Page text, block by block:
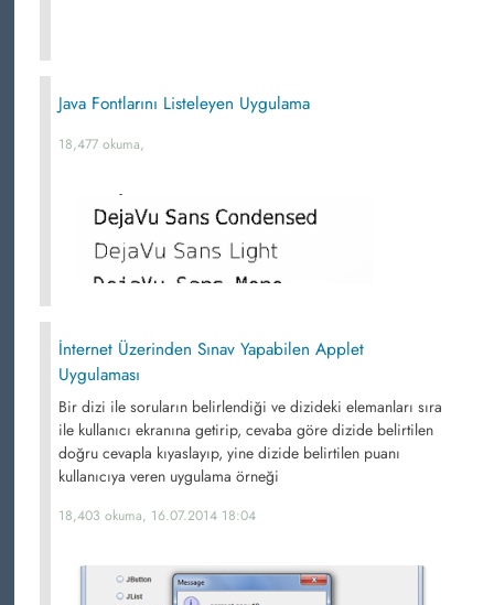
Java Fontlarını Listeleyen Uygulama
18,477 okuma,
İnternet Üzerinden Sınav Yapabilen Applet
Uygulaması
Bir dizi ile soruların belirlendiği ve dizideki elemanları sıra
ile kullanıcı ekranına getirip, cevaba göre dizide belirtilen
doğru cevapla kıyaslayıp, yine dizide belirtilen puanı
kullanıcıya veren uygulama örneği
18,403 okuma, 16.07.2014 18:04